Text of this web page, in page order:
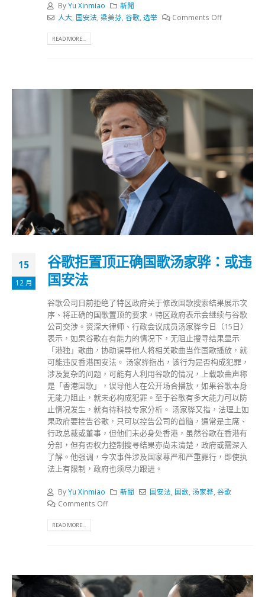
ByYu Xinmiao
新聞
人大 国安法 梁美芬 谷歌, 选举 Comments Off
READ MORE...
15
12 月
谷歌拒置顶正确国歌汤家骅：或违
国安法
谷歌公司日前拒绝了特区政府关于修改国歌搜索结果展示次
序、将正确的国歌置顶的要求，特区政府表示会继续与谷歌
公司交涉。资深大律师、行政会议成员汤家骅今日（15日）
表示，如果谷歌在有能力的情况下，无阻止搜寻结果显示
「港独」歌曲，协助误导他人将相关歌曲当作国歌播放，就
可能违反香港国安法。 汤家骅指出，该行为是否构成犯罪，
涉及复杂的问题，可能有人利用谷歌的情况，上载歌曲声称
是「香港国歌」，误导他人在公开场合播放，如果谷歌本身
无能力阻止，就未必构成犯罪。至于谷歌有多大能力可以防
止情况发生，就有待科技专家分析。 汤家骅又指，法理上如
果政府要控告谷歌，只可以控告公司的首脑，通常是主席、
行政总裁或董事，但他们未必身处香港，虽然谷歌在香港有
分部，但有否权力控制搜寻结果亦尚未清楚，政府或需深入
了解。他强调，今次事件涉及国家尊严和严重罪行，即使执
法上有限制，政府也须尽力跟进。
ByYu Xinmiao 新聞 国安法 国歌 ,汤家骅 ,谷歌
Comments Off
READ MORE...